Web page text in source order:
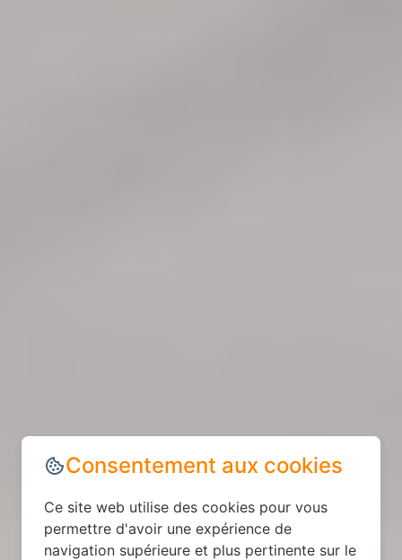
Consentement aux cookies
Ce site web utilise des cookies pour vous
permettre d'avoir une expérience de
navigation supérieure et plus pertinente sur le